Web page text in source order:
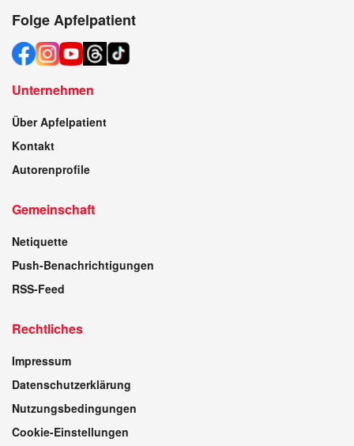
Folge Apfelpatient
Unternehmen
Über Apfelpatient
Kontakt
Autorenprofile
Gemeinschaft
Netiquette
Push-Benachrichtigungen
RSS-Feed
Rechtliches
Impressum
Datenschutzerklärung
Nutzungsbedingungen
Cookie-Einstellungen